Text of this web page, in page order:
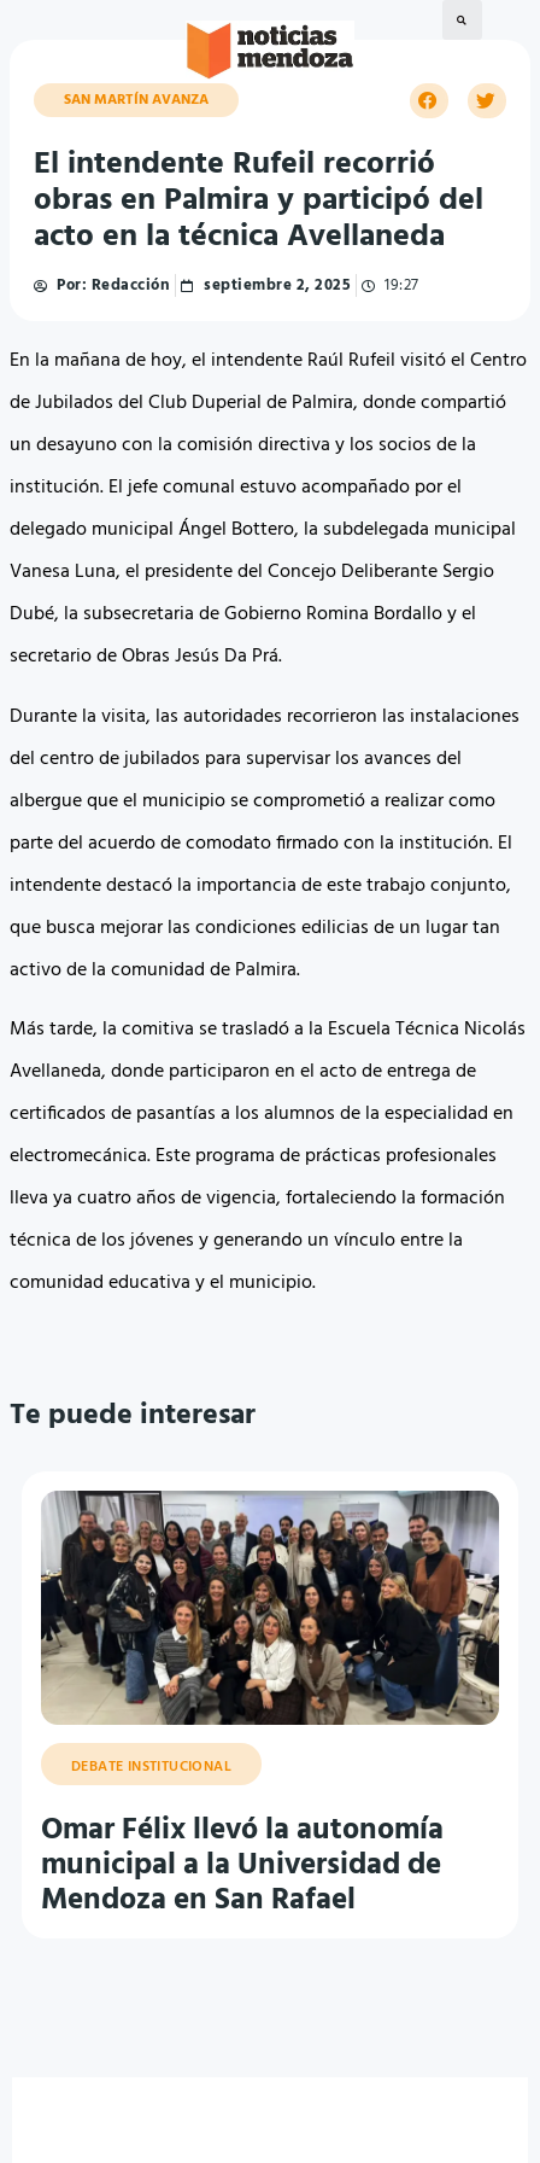
SAN MARTÍN AVANZA
El intendente Rufeil recorrió
obras en Palmira y participó del
acto en la técnica Avellaneda
Por: Redacción septiembre 2, 2025 19:27
En la mañana de hoy, el intendente Raúl Rufeil visitó el Centro
de Jubilados del Club Duperial de Palmira, donde compartió
un desayuno con la comisión directiva y los socios de la
institución. El jefe comunal estuvo acompañado por el
delegado municipal Ángel Bottero, la subdelegada municipal
Vanesa Luna, el presidente del Concejo Deliberante Sergio
Dubé, la subsecretaria de Gobierno Romina Bordallo y el
secretario de Obras Jesús Da Prá.
Durante la visita, las autoridades recorrieron las instalaciones
del centro de jubilados para supervisar los avances del
albergue que el municipio se comprometió a realizar como
parte del acuerdo de comodato firmado con la institución. El
intendente destacó la importancia de este trabajo conjunto,
que busca mejorar las condiciones edilicias de un lugar tan
activo de la comunidad de Palmira.
Más tarde, la comitiva se trasladó a la Escuela Técnica Nicolás
Avellaneda, donde participaron en el acto de entrega de
certificados de pasantías a los alumnos de la especialidad en
electromecánica. Este programa de prácticas profesionales
lleva ya cuatro años de vigencia, fortaleciendo la formación
técnica de los jóvenes y generando un vínculo entre la
comunidad educativa y el municipio.
Te puede interesar
DEBATE INSTITUCIONAL
Omar Félix llevó la autonomía
municipal a la Universidad de
Mendoza en San Rafael